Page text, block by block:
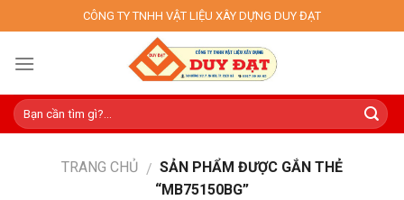
to
content
CÔNG TY TNHH VẬT LIỆU XÂY DỰNG DUY ĐẠT
TRANG CHỦ / SẢN PHẨM ĐƯỢC GẮN THẺ
“MB75150BG”